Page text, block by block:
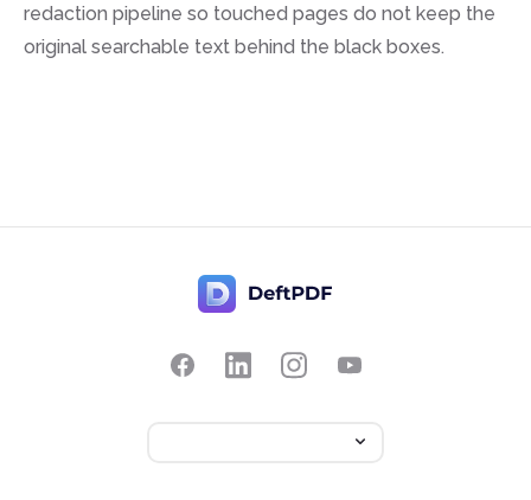
redaction pipeline so touched pages do not keep the
original searchable text behind the black boxes.